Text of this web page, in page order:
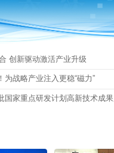
创新驱动激活产业升级
为战略产业注入更稳“磁力”
国家重点研发计划高新技术成